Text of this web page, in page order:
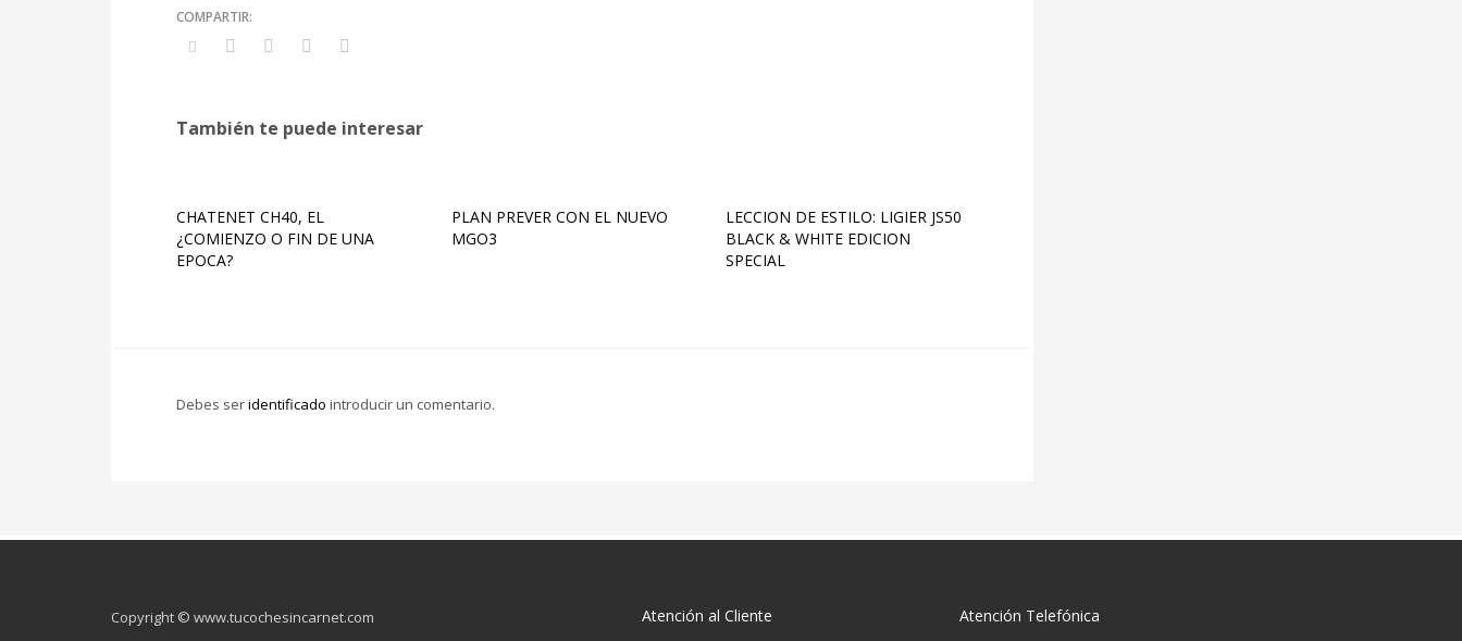
También te puede interesar
CHATENET CH40, EL
¿COMIENZO O FIN DE UNA
EPOCA?
PLAN PREVER CON EL NUEVO
MGO3
LECCION DE ESTILO: LIGIER JS50
BLACK & WHITE EDICION
SPECIAL
Debes seridentificado introducir un comentario.
Copyright © www.tucochesincarnet.com Atención al Cliente Atención Telefónica